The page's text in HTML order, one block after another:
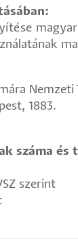
1883.
száma és
szerint